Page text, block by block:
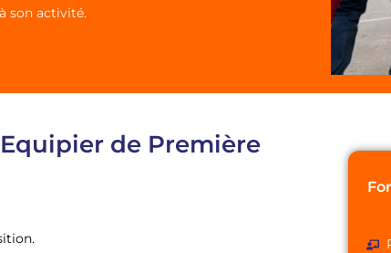
son activité.
de Première